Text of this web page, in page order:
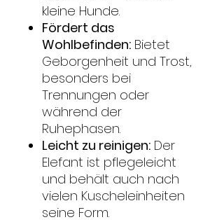
kleine Hunde.
Fördert das
Wohlbefinden: Bietet
Geborgenheit und Trost,
besonders bei
Trennungen oder
während der
Ruhephasen.
Leicht zu reinigen: Der
Elefant ist pflegeleicht
und behält auch nach
vielen Kuscheleinheiten
seine Form.